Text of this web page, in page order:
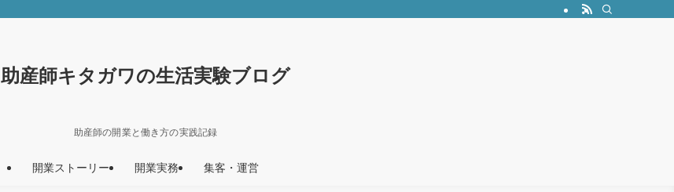
助産師キタガワの生活実験ブログ
助産師の開業と働き方の実践記録
開業ストーリー 開業実務 集客・運営